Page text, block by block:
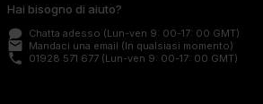
Hai bisogno di aiuto?
Chatta adesso (Lun-ven 9: 00-17: 00 GMT)
email Mandaci una email (In qualsiasi momento)
phone 01928 571 677 (Lun-ven 9: 00-17: 00 GMT)